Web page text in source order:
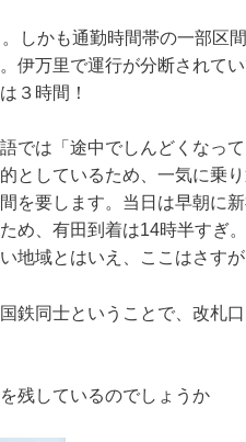
しかも通勤時間帯の一部区
伊万里で運行が分断されて
３時間！
では「途中でしんどくなっ
としているため、一気に乗
を要します。当日は早朝に
め、有田到着は14時半すぎ
地域とはいえ、ここはさす
鉄同士ということで、改札
残しているのでしょうか